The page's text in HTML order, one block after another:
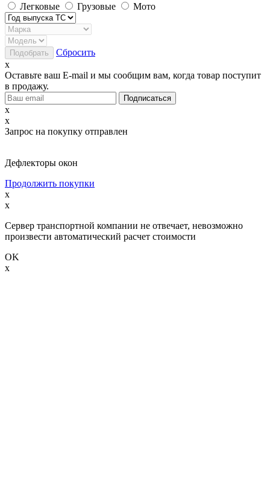
Легковые
Грузовые Мото
Сбросить
x
Оставьте ваш E-mail и мы сообщим вам, когда товар поступит
в продажу.
x
x
Запрос на покупку отправлен
Дефлекторы окон
Продолжить покупки
x
x
Сервер транспортной компании не отвечает, невозможно
произвести автоматический расчет стоимости
OK
x